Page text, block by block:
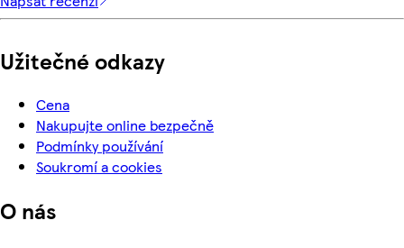
Užitečné odkazy
Cena
Nakupujte online bezpečně
Podmínky používání
Soukromí a cookies
O nás